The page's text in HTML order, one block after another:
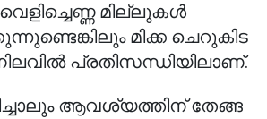
മില്ലുകൾ
മിക്ക ചെറുകിട
പ്രതിസന്ധിയിലാണ്.
ആവശ്യത്തിന് തേങ്ങ